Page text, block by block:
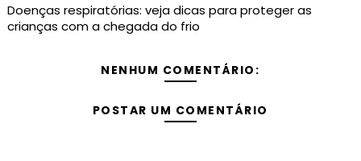
Doenças respiratórias: veja dicas para proteger as
crianças com a chegada do frio
NENHUM COMENTÁRIO:
POSTAR UM COMENTÁRIO